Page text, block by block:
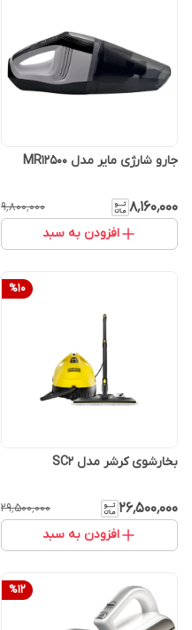
جارو شارژی مایر مدل MR12500
۸٬۱۶۰٬۰۰۰ ۹٬۸۰۰٬۰۰۰
افزودن به سبد
%10
بخارشوی کرشر مدل SC2
۲۶٬۵۰۰٬۰۰۰ ۲۹٬۵۰۰٬۰۰۰
افزودن به سبد
%12